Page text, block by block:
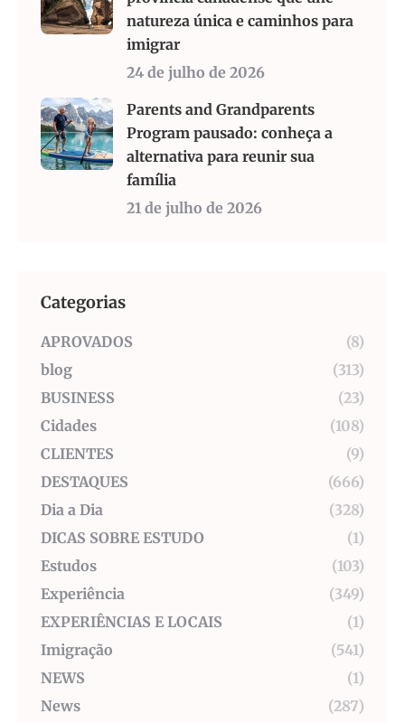
natureza única e caminhos para
imigrar
24 de julho de 2026
Parents and Grandparents
Program pausado: conheça a
alternativa para reunir sua
família
21 de julho de 2026
Categorias
APROVADOS
(8)
blog
(313)
BUSINESS
(23)
Cidades
(108)
CLIENTES
(9)
DESTAQUES
(666)
Dia a Dia
(328)
DICAS SOBRE ESTUDO
(1)
Estudos
(103)
Experiência
(349)
EXPERIÊNCIAS E LOCAIS
(1)
Imigração
(541)
NEWS
(1)
News
(287)